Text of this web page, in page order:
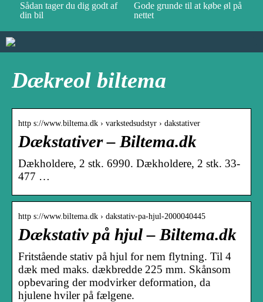
Sådan tager du dig godt af
din bil
Gode grunde til at købe øl på
nettet
Dækreol biltema
http s://www.biltema.dk › varkstedsudstyr › dakstativer
Dækstativer – Biltema.dk
Dækholdere, 2 stk. 6990. Dækholdere, 2 stk. 33-
477 …
http s://www.biltema.dk › dakstativ-pa-hjul-2000040445
Dækstativ på hjul – Biltema.dk
Fritstående stativ på hjul for nem flytning. Til 4
dæk med maks. dækbredde 225 mm. Skånsom
opbevaring der modvirker deformation, da
hjulene hviler på fælgene.